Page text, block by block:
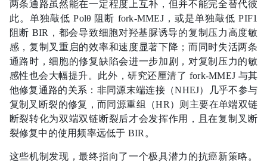
两条通路虽然能在一定程度上互补，但并不能完全替代彼
此。单独敲低 Polθ 阻断 fork-MMEJ，或是单独敲低 PIF1
阻断 BIR，都会导致细胞对羟基脲诱导的复制压力高度敏
感，复制叉重启的效率和速度显著下降；而同时失活两条
通路时，细胞的修复缺陷会进一步加剧，对复制压力的敏
感性也会大幅提升。此外，研究还厘清了 fork-MMEJ 与其
他修复通路的关系：非同源末端连接（NHEJ）几乎不参与
复制叉断裂的修复，而同源重组（HR）则主要在单端双链
断裂转化为双端双链断裂后才会发挥作用，且在复制叉断
裂修复中的使用频率远低于 BIR。
这些机制发现，最终指向了一个极具潜力的抗癌新策略。